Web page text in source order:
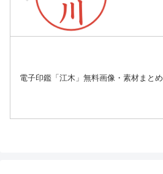
電子印鑑「江木」無料画像・素材まとめ